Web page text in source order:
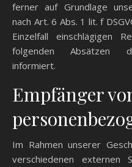
ferner auf Grundlage
nach Art. 6 Abs. 1 lit. f
Einzelfall einschlägigen
folgenden Absätzen
informiert.
Empfänger
Im Rahmen unserer
verschiedenen externen